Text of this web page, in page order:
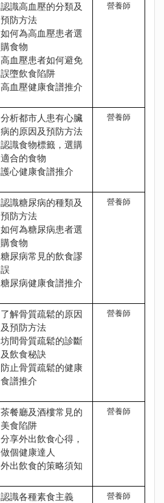
認識高血壓的分類及
預防方法
如何為高血壓患者選
購食物
高血壓患者如何避免
誤墮飲食陷阱
高血壓健康食譜推介
營養師
分析都市人患有心臟
病的原因及預防方法
認識食物標籤，選購
適合的食物
護心健康食譜推介
營養師
認識糖尿病的種類及
預防方法
如何為糖尿病患者選
購食物
糖尿病常見的飲食謬
誤
糖尿病健康食譜推介
營養師
了解骨質疏鬆的原因
及預防方法
坊間骨質疏鬆的診斷
及飲食秘訣
防止骨質疏鬆的健康
食譜推介
營養師
茶餐廳及酒樓常見的
美食陷阱
分享外出飲食心得，
做個健康達人
外出飲食的策略須知
營養師
認識各種素食主義 營養師